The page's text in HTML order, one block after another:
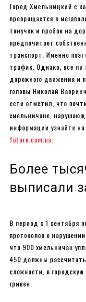
Город Хмельницкий с
превращается в
тянучек и пробок на
предпочитает
транспорт. Именно
трафик. Однако, все
дорожного движения и
головы Николай
сети отметил, что
хмельничане,
информации узнайте
future.com.ua
Более
выписали
В период с 1 сентября
протоколов о
что 900 хмельничан
450 должны
сложности, в
гривен.